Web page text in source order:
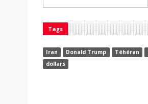
Tags
Iran Donald Trump Téhéran
dollars